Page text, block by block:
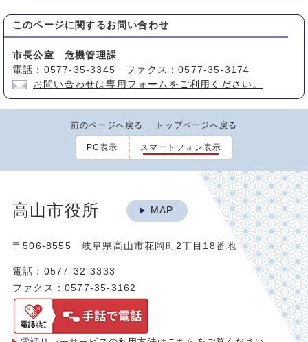
このページに関する お問い合わせ
市長公室 危機管理課
電話：0577-35-3345 ファクス：0577-35-3174
お問い合わせは専用フォームをご利用ください。
前のページへ戻る トップページへ戻る
PC表示 スマートフォン表示
高山市役所 MAP
〒506-8555 岐阜県高山市花岡町2丁目18番地
電話：0577-32-3333
ファクス：0577-35-3162